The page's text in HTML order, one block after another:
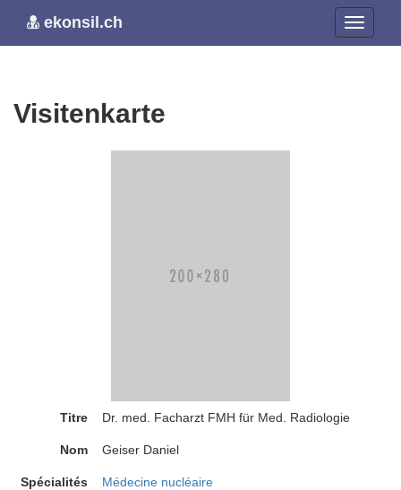
ekonsil.ch
Visitenkarte
Titre Dr. med. Facharzt FMH für Med. Radiologie
Nom Geiser Daniel
Spécialités
Médecine nucléaire